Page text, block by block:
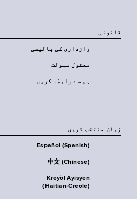
قانونی
رازداری کی پالیسی
معقول سہولت
ہم سے رابطہ کریں
زبان منتخب کریں
Español (Spanish)
中文 (Chinese)
Kreyòl Ayisyen
(Haitian-Creole)